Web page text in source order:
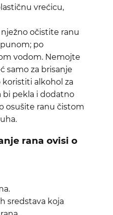
vrećicu,
očistite ranu
po
vodom. Nemojte
samo za brisanje
alkohol za
bi pekla i dodatno
osušite ranu čistom
rana ovisi o
sredstava koja